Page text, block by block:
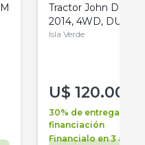
Tractor John Deere
2014, 4WD, DUAL
Isla Verde
U$ 120.000
30% de entrega +
financiación
Financialo en 3 años